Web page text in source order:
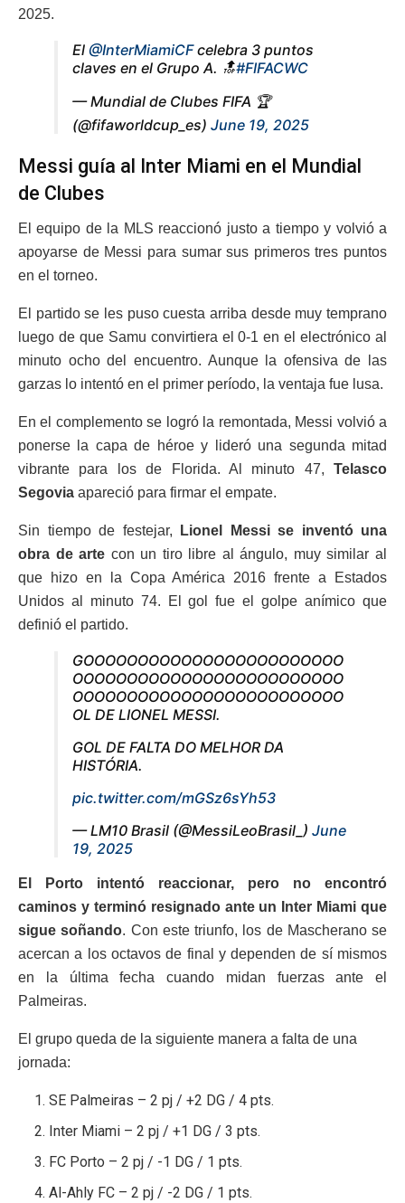
2025.
El @InterMiamiCFcelebra 3 puntos
claves en el Grupo A. 🔝#FIFACWC
— Mundial de Clubes FIFA 🏆
(@fifaworldcup_es) June 19, 2025
Messi guía al Inter Miami en el Mundial
de Clubes
El equipo de la MLS reaccionó justo a tiempo y volvió a
apoyarse de Messi para sumar sus primeros tres puntos
en el torneo.
El partido se les puso cuesta arriba desde muy temprano
luego de que Samu convirtiera el 0-1 en el electrónico al
minuto ocho del encuentro. Aunque la ofensiva de las
garzas lo intentó en el primer período, la ventaja fue lusa.
En el complemento se logró la remontada, Messi volvió a
ponerse la capa de héroe y lideró una segunda mitad
vibrante para los de Florida. Al minuto 47, Telasco
Segovia apareció para firmar el empate.
Sin tiempo de festejar,
Lionel Messi se inventó una
obra de arte con un tiro libre al ángulo, muy similar al
que hizo en la Copa América 2016 frente a Estados
Unidos al minuto 74. El gol fue el golpe anímico que
definió el partido.
GOOOOOOOOOOOOOOOOOOOOOOOO
OOOOOOOOOOOOOOOOOOOOOOOOO
OOOOOOOOOOOOOOOOOOOOOOOOO
OL DE LIONEL MESSI.
GOL DE FALTA DO MELHOR DA
HISTÓRIA.
pic.twitter.com/mGSz6sYh53
— LM10 Brasil (@MessiLeoBrasil_) June
19, 2025
El Porto intentó reaccionar, pero no encontró
caminos y terminó resignado ante un Inter Miami que
sigue soñando. Con este triunfo, los de Mascherano se
acercan a los octavos de final y dependen de sí mismos
en la última fecha cuando midan fuerzas ante el
Palmeiras.
El grupo queda de la siguiente manera a falta de una
jornada:
SE Palmeiras – 2 pj / +2 DG / 4 pts.
Inter Miami – 2 pj / +1 DG / 3 pts.
FC Porto – 2 pj / -1 DG / 1 pts.
Al-Ahly FC – 2 pj / -2 DG / 1 pts.